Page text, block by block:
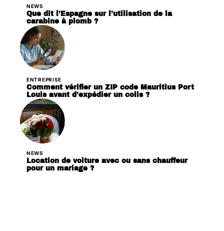
NEWS
Que dit l’Espagne sur l’utilisation de la
carabine à plomb ?
ENTREPRISE
Comment vérifier un ZIP code Mauritius Port
Louis avant d’expédier un colis ?
NEWS
Location de voiture avec ou sans chauffeur
pour un mariage ?